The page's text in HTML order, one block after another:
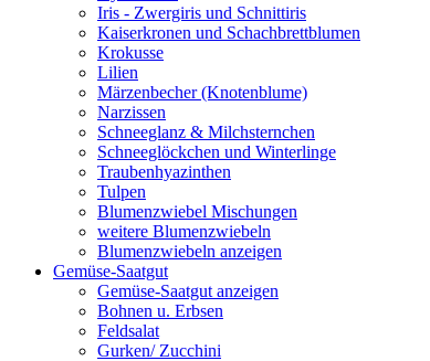
Iris - Zwergiris und Schnittiris
Kaiserkronen und Schachbrettblumen
Krokusse
Lilien
Märzenbecher (Knotenblume)
Narzissen
Schneeglanz & Milchsternchen
Schneeglöckchen und Winterlinge
Traubenhyazinthen
Tulpen
Blumenzwiebel Mischungen
weitere Blumenzwiebeln
Blumenzwiebeln anzeigen
Gemüse-Saatgut
Gemüse-Saatgut anzeigen
Bohnen u. Erbsen
Feldsalat
Gurken/ Zucchini